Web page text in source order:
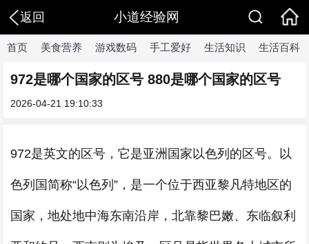
返回 小道经验网
首页 美食营养 游戏数码 手工爱好 生活知识 生活百科
972是哪个国家的区号 880是哪个国家的区号
2026-04-21 19:10:33
972是英文的区号，它是亚洲国家以色列的区号。以
色列国简称“以色列”，是一个位于西亚黎凡特地区的
国家，地处地中海东南沿岸，北靠黎巴嫩、东临叙利